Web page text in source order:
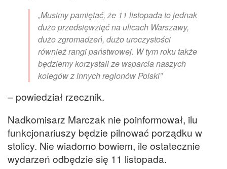
„Musimy pamiętać, że 11 listopada to jednak
dużo przedsięwzięć na ulicach Warszawy,
dużo zgromadzeń, dużo uroczystości
również rangi państwowej. W tym roku także
będziemy korzystali ze wsparcia naszych
kolegów z innych regionów Polski”
– powiedział rzecznik.
Nadkomisarz Marczak nie poinformował, ilu
funkcjonariuszy będzie pilnować porządku w
stolicy. Nie wiadomo bowiem, ile ostatecznie
wydarzeń odbędzie się 11 listopada.